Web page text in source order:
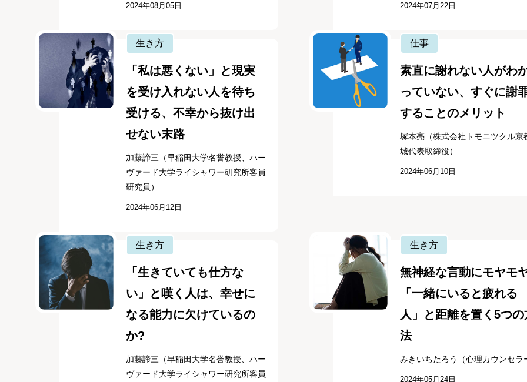
2024年08月05日 2024年07月22日
生き方
「私は悪くない」と現実
を受け入れない人を待ち
受ける、不幸から抜け出
せない末路
加藤諦三（早稲田大学名誉教授、ハー
ヴァード大学ライシャワー研究所客員
研究員）
2024年06月12日
仕事
素直に謝れない人がわ
っていない、すぐに謝
することのメリット
塚本亮（株式会社トモニツクル京
城代表取締役）
2024年06月10日
生き方
「生きていても仕方な
い」と嘆く人は、幸せに
なる能力に欠けているの
か?
加藤諦三（早稲田大学名誉教授、ハー
ヴァード大学ライシャワー研究所客員
生き方
無神経な言動にモヤモ
「一緒にいると疲れる
人」と距離を置く5つの
法
みきいちたろう（心理カウンセラ
2024年05月24日